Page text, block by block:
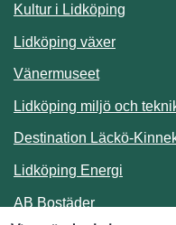
Kultur i Lidköping
Lidköping växer
Vänermuseet
Lidköping miljö och
Destination Läckö-
Lidköping Energi
AB BostäderLänk till